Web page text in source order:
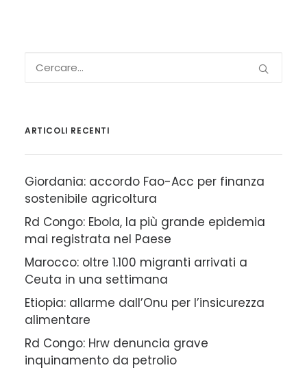
ARTICOLI RECENTI
Giordania: accordo Fao-Acc per finanza
sostenibile agricoltura
Rd Congo: Ebola, la più grande epidemia
mai registrata nel Paese
Marocco: oltre 1.100 migranti arrivati a
Ceuta in una settimana
Etiopia: allarme dall’Onu per l’insicurezza
alimentare
Rd Congo: Hrw denuncia grave
inquinamento da petrolio